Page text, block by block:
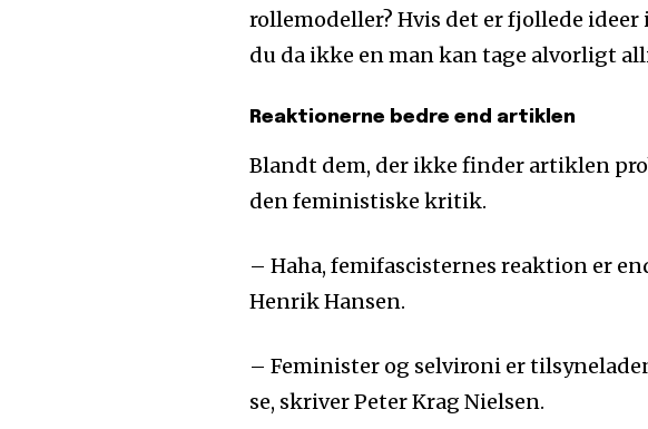
rollemodeller? Hvis det er fjollede
du da ikke en man kan tage alvorligt
Reaktionerne bedre end artiklen
Blandt dem, der ikke finder artiklen
den feministiske kritik.
– Haha, femifascisternes reaktion er
Henrik Hansen.
– Feminister og selvironi er
se, skriver Peter Krag Nielsen.